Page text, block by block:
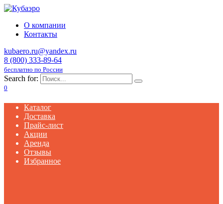
О компании
Контакты
kubaero.ru@yandex.ru
8 (800) 333-89-64
бесплатно по России
Search for:
0
Каталог
Доставка
Прайс-лист
Акции
Аренда
Отзывы
Избранное